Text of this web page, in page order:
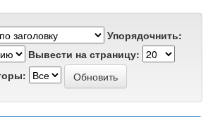
Упорядочнить:
Вывести на страницу: